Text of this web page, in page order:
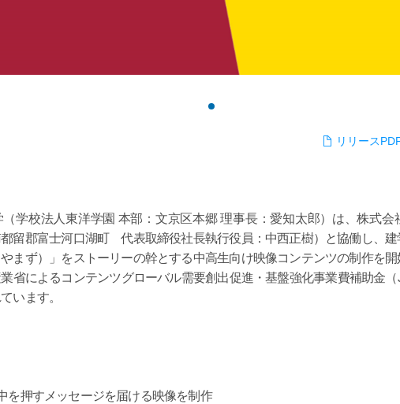
リリース
学校法人東洋学園 本部：文京区本郷 理事長：愛知太郎）は、株式会
留郡富士河口湖町 代表取締役社長執行役員：中西正樹）と協働し、建
まず）」をストーリーの幹とする中高生向け映像コンテンツの制作を
省によるコンテンツグローバル需要創出促進・基盤強化事業費補助金（
います。
を押すメッセージを届ける映像を制作